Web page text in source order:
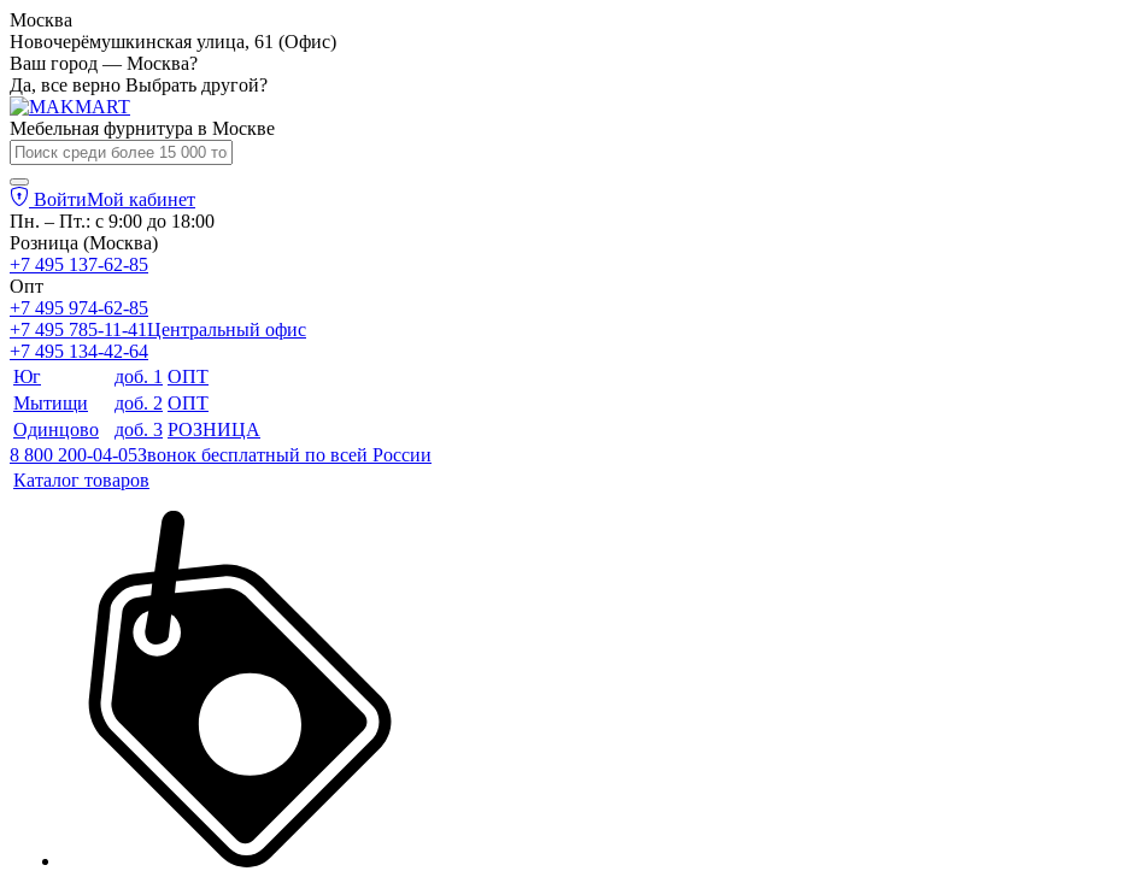
Москва
Новочерёмушкинская улица, 61 (Офис)
Ваш город — Москва?
Да, все верно Выбрать другой?
Мебельная фурнитура в Москве
ВойтиМой кабинет
Пн. – Пт.: с 9:00 до 18:00
Розница (Москва)
+7 495 137-62-85
Опт
+7 495 974-62-85
+7 495 785-11-41Центральный офис
+7 495 134-42-64
Юг
доб. 1 ОПТ
Мытищи
доб. 2 ОПТ
Одинцово
доб. 3 РОЗНИЦА
8 800 200-04-05Звонок бесплатный по всей России
Каталог товаров